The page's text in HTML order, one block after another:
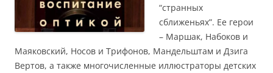
“странных
сближеньях”. Ее герои
– Маршак, Набоков и
Маяковский, Носов и Трифонов, Мандельштам и Дзига
Вертов, а также многочисленные иллюстраторы детских